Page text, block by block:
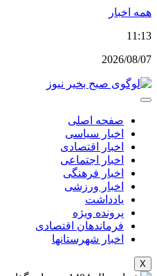
پرش
محتوا
همه اخبار
11:13
2026/08/07
صفحه اصلی
اخبار سیاسی
اخبار اقتصادی
اخبار اجتماعی
اخبار فرهنگی
اخبار ورزشی
یادداشت
پرونده ویژه
فرماندهان اقتصادی
اخبار شهرستانها
X